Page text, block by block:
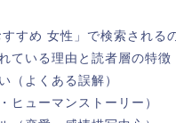
すめ 女性」で検索される
ている理由と読者層の特徴
（よくある誤解）
ヒューマンストーリー）